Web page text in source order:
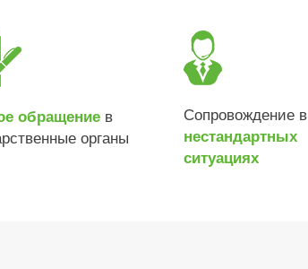
обращение в
органы
Сопровождение в
нестандартных
ситуациях